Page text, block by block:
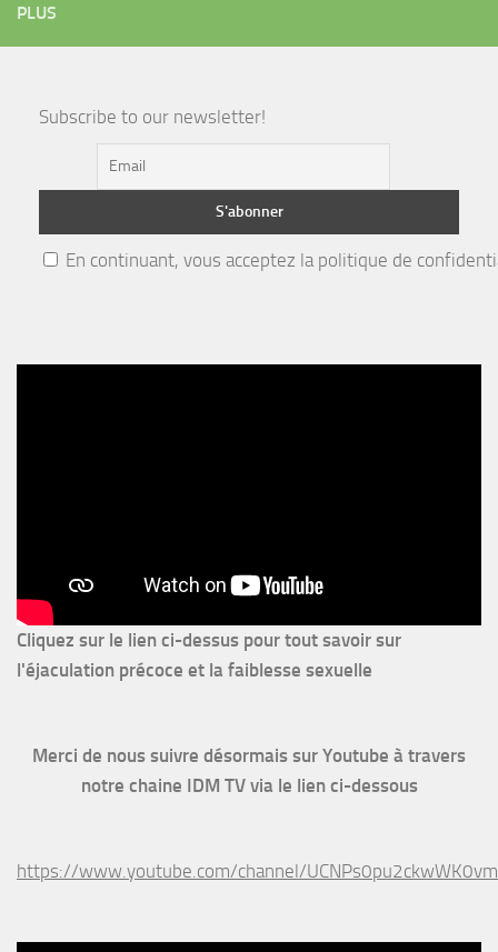
PLUS
Subscribe to our newsletter!
En continuant, vous acceptez la politique de
Cliquez sur le lien ci-dessus pour tout savoir sur
l'éjaculation précoce et la faiblesse sexuelle
Merci de nous suivre désormais sur Youtube à travers
notre chaine IDM TV via le lien ci-dessous
https://www.youtube.com/channel/